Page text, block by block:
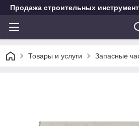
Продажа строительных
Товары и услуги Запасные